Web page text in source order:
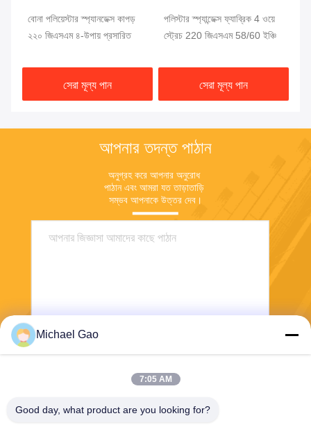
বোনা পলিয়েস্টার স্প্যানডেক্স কাপড়
২২০ জিএসএম ৪-উপায় প্রসারিত
সেরা মূল্য পান
পলিস্টার স্প্যান্ডেক্স ফ্যাব্রিক 4 ওয়ে
স্ট্রেচ 220 জিএসএম 58/60 ইঞ্চি
সেরা মূল্য পান
আপনার তদন্ত পাঠান
অনুগ্রহ করে আপনার অনুরোধ
পাঠান এবং আমরা যত তাড়াতাড়ি
সম্ভব আপনাকে উত্তর দেব।
Michael Gao
7:05 AM
Good day, what product are you looking for?